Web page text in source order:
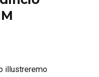
illustreremo